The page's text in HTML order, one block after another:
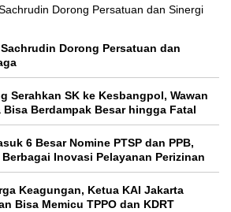
Dorong Persatuan dan
Serahkan SK ke Kesbangpol, Wawan
Bisa Berdampak Besar hingga Fatal
6 Besar Nomine PTSP dan PPB,
Inovasi Pelayanan Perizinan
Keagungan, Ketua KAI Jakarta
Bisa Memicu TPPO dan KDRT